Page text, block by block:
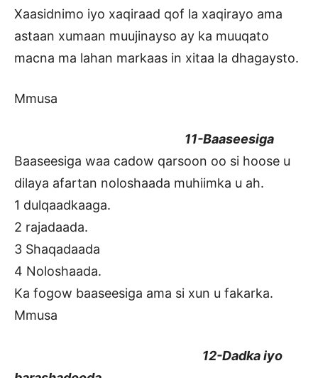
Xaasidnimo iyo xaqiraad qof la xaqirayo ama
astaan xumaan muujinayso ay ka muuqato
macna ma lahan markaas in xitaa la dhagaysto.
Mmusa
11-Baaseesiga
Baaseesiga waa cadow qarsoon oo si hoose u
dilaya afartan noloshaada muhiimka u ah.
1 dulqaadkaaga.
2 rajadaada.
3 Shaqadaada
4 Noloshaada.
Ka fogow baaseesiga ama si xun u fakarka.
Mmusa
12-Dadka iyo